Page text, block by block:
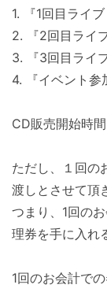
1. 『1回目ライ
2. 『2回目ライ
3. 『3回目ライ
4. 『イベント参
CD販売開始時
ただし、１回の
渡しとさせて頂
つまり、1回の
理券を手に入れ
1回のお会計で